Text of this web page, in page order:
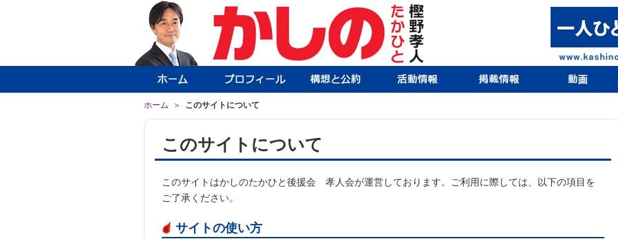
ホーム ＞ このサイトについて
このサイトについて
このサイトはかしのたかひと後援会 孝人会が運営しております。ご利用に際しては、以下の項目を
ご了承ください。
サイトの使い方